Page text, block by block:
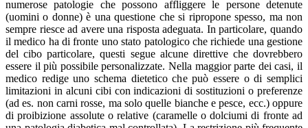
numerose patologie che possono affliggere le persone detenute
(uomini o donne) è una questione che si ripropone spesso, ma non
sempre riesce ad avere una risposta adeguata. In particolare, quando
il medico ha di fronte uno stato patologico che richiede una gestione
del cibo particolare, questi segue alcune direttive che dovrebbero
essere il più possibile personalizzate. Nella maggior parte dei casi, il
medico redige uno schema dietetico che può essere o di semplici
limitazioni in alcuni cibi con indicazioni di sostituzioni o preferenze
(ad es. non carni rosse, ma solo quelle bianche e pesce, ecc.) oppure
di proibizione assolute o relative (caramelle o dolciumi di fronte ad